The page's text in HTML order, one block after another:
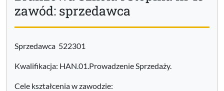
zawód: sprzedawca
Sprzedawca 522301
Kwalifikacja: HAN.01.Prowadzenie Sprzedaży.
Cele kształcenia w zawodzie: